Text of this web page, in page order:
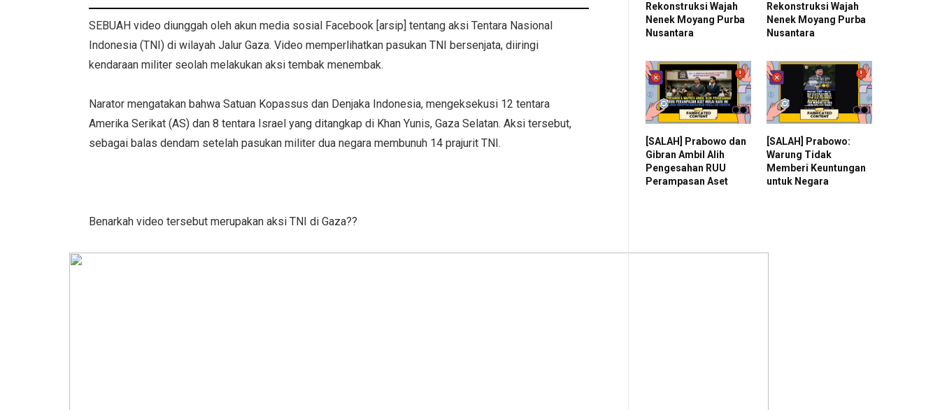
SEBUAH video diunggah oleh akun media sosial Facebook [arsip] tentang aksi Tentara Nasional
Indonesia (TNI) di wilayah Jalur Gaza. Video memperlihatkan pasukan TNI bersenjata, diiringi
kendaraan militer seolah melakukan aksi tembak menembak.
Narator mengatakan bahwa Satuan Kopassus dan Denjaka Indonesia, mengeksekusi 12 tentara
Amerika Serikat (AS) dan 8 tentara Israel yang ditangkap di Khan Yunis, Gaza Selatan. Aksi tersebut,
sebagai balas dendam setelah pasukan militer dua negara membunuh 14 prajurit TNI.
Benarkah video tersebut merupakan aksi TNI di Gaza??
Rekonstruksi Wajah
Nenek Moyang Purba
Nusantara
Rekonstruksi Wajah
Nenek Moyang Purba
Nusantara
[SALAH] Prabowo dan
Gibran Ambil Alih
Pengesahan RUU
Perampasan Aset
[SALAH] Prabowo:
Warung Tidak
Memberi Keuntungan
untuk Negara